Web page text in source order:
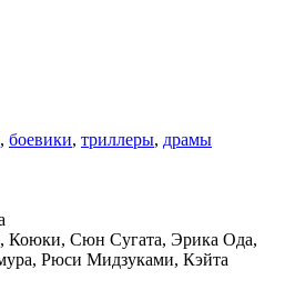
, боевики, триллеры, драмы
Коюки, Сюн Сугата, Эрика Ода,
Рюси Мидзуками, Кэйта